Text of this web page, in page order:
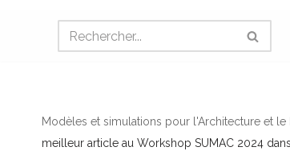
Modèles et simulations pour l'Architecture et le
meilleur article au Workshop SUMAC 2024